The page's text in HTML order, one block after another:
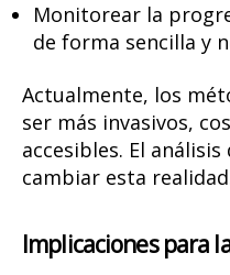
Monitorear la
de forma sencilla y
Actualmente, los
ser más invasivos,
accesibles. El
cambiar esta
Implicaciones para